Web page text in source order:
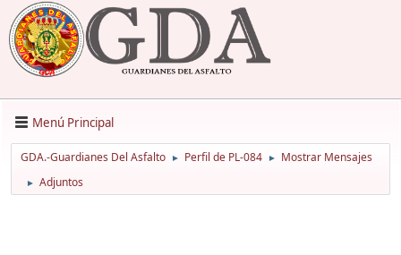
Menú Principal
GDA.-Guardianes Del Asfalto ► Perfil de PL-084 ► Mostrar Mensajes
► Adjuntos